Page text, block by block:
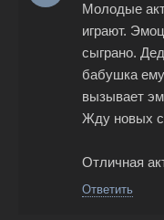
Молодые
играют.
сыграно.
бабушка
вызывает
Жду новых
Отличная
Ответить